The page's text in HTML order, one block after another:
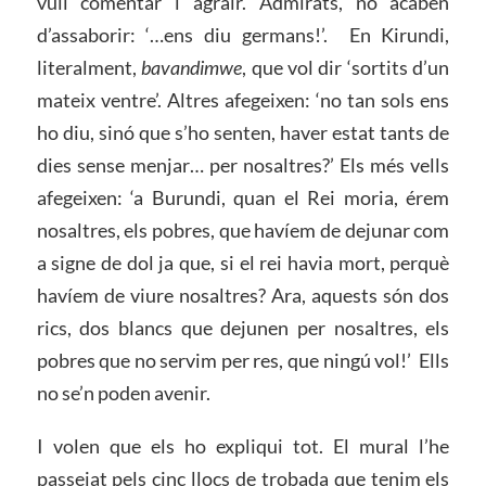
d’assaborir: ‘…ens diu germans!’. En Kirundi,
literalment, bavandimwe, que vol dir ‘sortits d’un
mateix ventre’. Altres afegeixen: ‘no tan sols ens
ho diu, sinó que s’ho senten, haver estat tants de
dies sense menjar… per nosaltres?’ Els més vells
afegeixen: ‘a Burundi, quan el Rei moria, érem
nosaltres, els pobres, que havíem de dejunar com
a signe de dol ja que, si el rei havia mort, perquè
havíem de viure nosaltres? Ara, aquests són dos
rics, dos blancs que dejunen per nosaltres, els
pobres que no servim per res, que ningú vol!’ Ells
no se’n poden avenir.
I volen que els ho expliqui tot. El mural l’he
passejat pels cinc llocs de trobada que tenim els